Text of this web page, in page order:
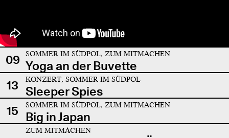
09 SOMMER IM SÜDPOL, ZUM MITMACHEN
Yoga an der Buvette
13
KONZERT, SOMMER IM SÜDPOL
Sleeper Spies
15
SOMMER IM SÜDPOL, ZUM MITMACHEN
Big in Japan
ZUM MITMACHEN